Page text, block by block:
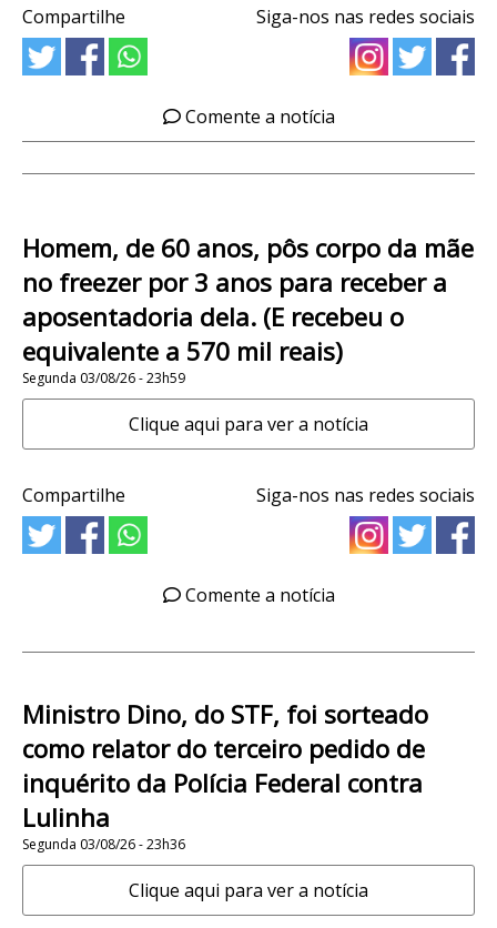
Compartilhe Siga-nos nas redes sociais
Comente a notícia
Homem, de 60 anos, pôs corpo da mãe
no freezer por 3 anos para receber a
aposentadoria dela. (E recebeu o
equivalente a 570 mil reais)
Segunda 03/08/26 - 23h59
Clique aqui para ver a notícia
Compartilhe Siga-nos nas redes sociais
Comente a notícia
Ministro Dino, do STF, foi sorteado
como relator do terceiro pedido de
inquérito da Polícia Federal contra
Lulinha
Segunda 03/08/26 - 23h36
Clique aqui para ver a notícia